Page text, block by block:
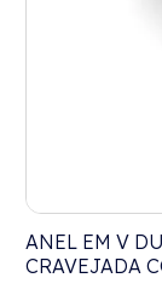
ANEL EM V
CRAVEJADA